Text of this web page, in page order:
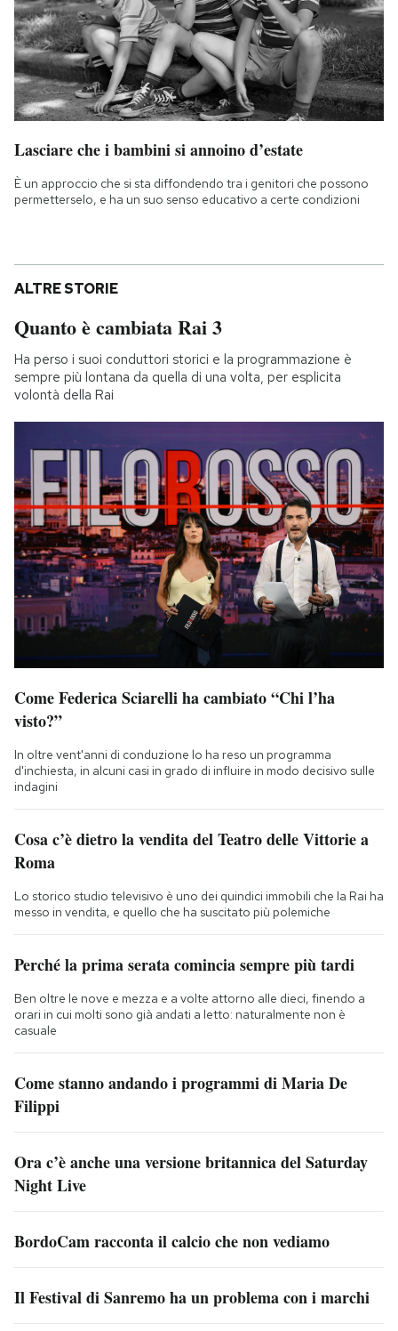
Lasciare che i bambini si annoino d’estate
È un approccio che si sta diffondendo tra i genitori che possono
permetterselo, e ha un suo senso educativo a certe condizioni
ALTRE STORIE
Quanto è cambiata Rai 3
Ha perso i suoi conduttori storici e la programmazione è
sempre più lontana da quella di una volta, per esplicita
volontà della Rai
Come Federica Sciarelli ha cambiato “Chi l’ha
visto?”
In oltre vent'anni di conduzione lo ha reso un programma
d'inchiesta, in alcuni casi in grado di influire in modo decisivo sulle
indagini
Cosa c’è dietro la vendita del Teatro delle Vittorie a
Roma
Lo storico studio televisivo è uno dei quindici immobili che la Rai ha
messo in vendita, e quello che ha suscitato più polemiche
Perché la prima serata comincia sempre più tardi
Ben oltre le nove e mezza e a volte attorno alle dieci, finendo a
orari in cui molti sono già andati a letto: naturalmente non è
casuale
Come stanno andando i programmi di Maria De
Filippi
Ora c’è anche una versione britannica del Saturday
Night Live
BordoCam racconta il calcio che non vediamo
Il Festival di Sanremo ha un problema con i marchi